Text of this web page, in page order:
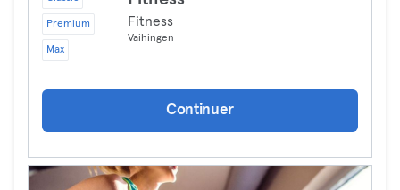
Premium
Max
Fitness
Vaihingen
Continuer